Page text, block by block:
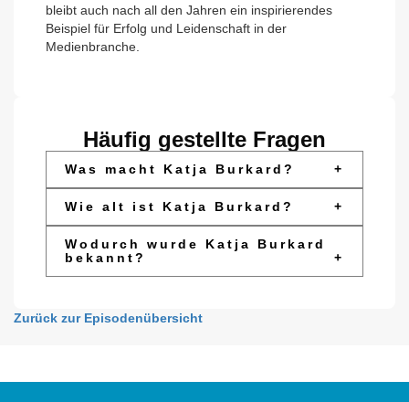
bleibt auch nach all den Jahren ein inspirierendes
Beispiel für Erfolg und Leidenschaft in der
Medienbranche.
Häufig gestellte Fragen
Was macht Katja Burkard? +
Wie alt ist Katja Burkard? +
Wodurch wurde Katja Burkard
bekannt?
+
Zurück zur Episodenübersicht